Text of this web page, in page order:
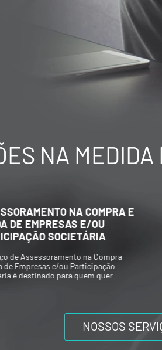
NA
AVALIAÇÃO ECONÔMICO-
FINANCEIRA DE
Elaboração de Valuations para
e/ou venda de participações
ou mesmo composições
NOSSOS